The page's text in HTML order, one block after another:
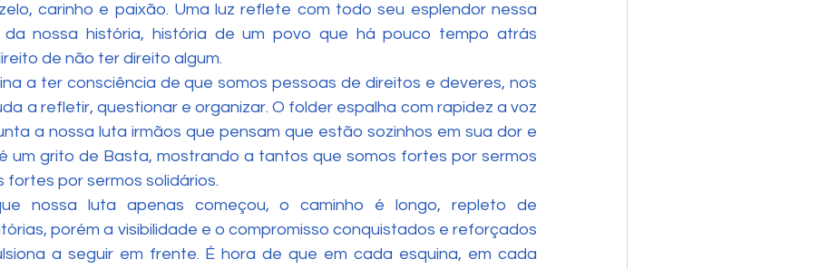
carinho e paixão. Uma luz reflete com todo seu esplendor nessa
da nossa história, história de um povo que há pouco tempo atrás
de não ter direito algum.
a ter consciência de que somos pessoas de direitos e deveres, nos
a refletir, questionar e organizar. O folder espalha com rapidez a voz
a nossa luta irmãos que pensam que estão sozinhos em sua dor e
um grito de Basta, mostrando a tantos que somos fortes por sermos
fortes por sermos solidários.
porém a visibilidade e o compromisso conquistados e reforçados
a seguir em frente. É hora de que em cada esquina, em cada